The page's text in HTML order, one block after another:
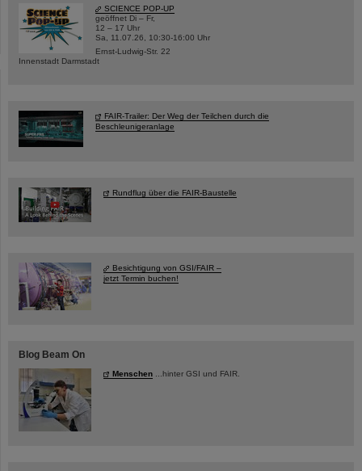
SCIENCE POP-UP
geöffnet Di – Fr,
12 – 17 Uhr
Sa, 11.07.26, 10:30-16:00 Uhr
Ernst-Ludwig-Str. 22
Innenstadt Darmstadt
FAIR-Trailer: Der Weg der Teilchen durch die
Beschleunigeranlage
Rundflug über die FAIR-Baustelle
Besichtigung von GSI/FAIR –
jetzt Termin buchen!
Blog Beam On
Menschen ...hinter GSI und FAIR.